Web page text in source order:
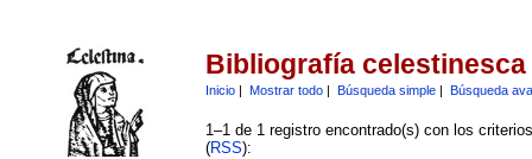
Bibliografía celestinesca
Inicio| Mostrar todo| Búsqueda simple| Búsqueda
1–1 de 1 registro encontrado(s) con los
(RSS):